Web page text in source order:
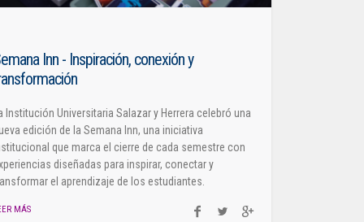
Inn - Inspiración, conexión y
Institución Universitaria Salazar y Herrera celebró una
edición de la Semana Inn, una iniciativa
que marca el cierre de cada semestre con
diseñadas para inspirar, conectar y
el aprendizaje de los estudiantes.
MÁS